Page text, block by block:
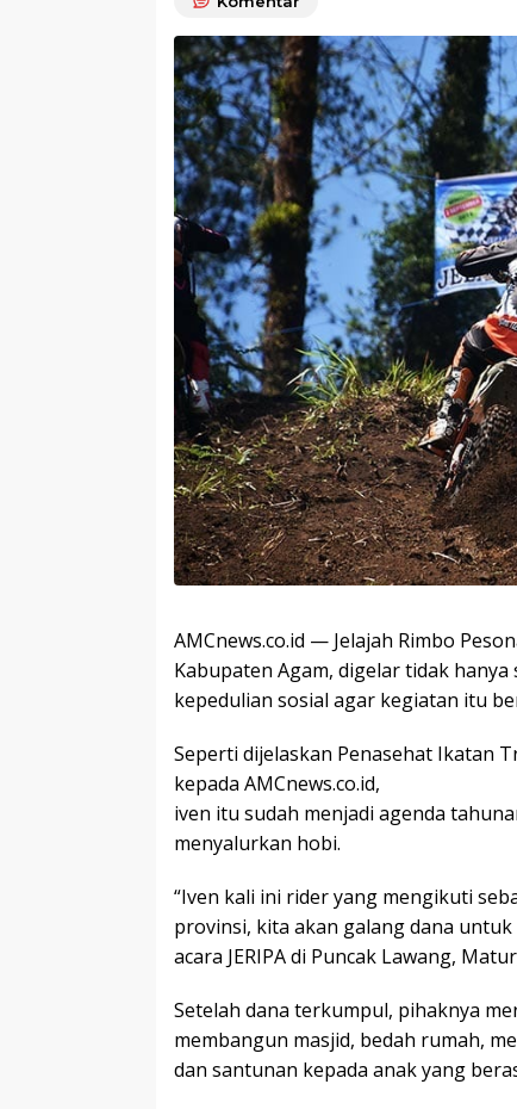
AMCnews.co.id — Jelajah Rimbo
Kabupaten Agam, digelar tidak
kepedulian sosial agar kegiatan itu
Seperti dijelaskan Penasehat Ikatan
kepada AMCnews.co.id,
iven itu sudah menjadi agenda
menyalurkan hobi.
“Iven kali ini rider yang mengikuti
provinsi, kita akan galang dana
acara JERIPA di Puncak Lawang,
Setelah dana terkumpul, pihaknya
membangun masjid, bedah rumah,
dan santunan kepada anak yang